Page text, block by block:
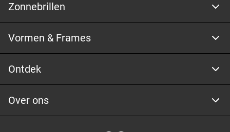
Zonnebrillen
Vormen & Frames
Ontdek
Over ons